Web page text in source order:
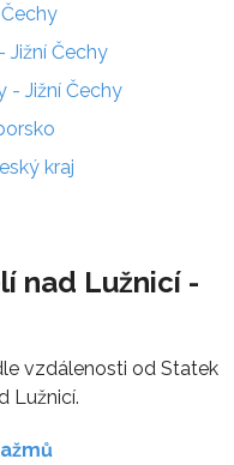
Jižní Čechy
- Jižní Čechy
kraj
nad Lužnicí -
vzdálenosti od Statek
Lužnicí.